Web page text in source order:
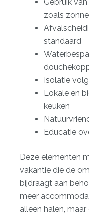
Gebruik
zoals
standaard
Isolatie
Lokale en
keuken
Educatie
Deze elementen
vakantie die de
bijdraagt aan
meer
alleen halen,